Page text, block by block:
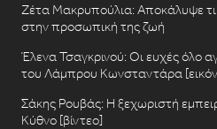
Ζέτα Μακρυπούλια: Αποκάλυψε
στην προσωπική της ζωή
Έλενα Τσαγκρινού: Οι ευχές όλο
του Λάμπρου Κωνσταντάρα
Σάκης Ρουβάς: Η ξεχωριστή
Κύθνο [βίντεο]